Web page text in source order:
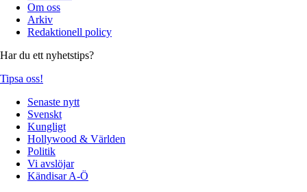
Om oss
Arkiv
Redaktionell policy
Har du ett nyhetstips?
Tipsa oss!
Senaste nytt
Svenskt
Kungligt
Hollywood & Världen
Politik
Vi avslöjar
Kändisar A-Ö